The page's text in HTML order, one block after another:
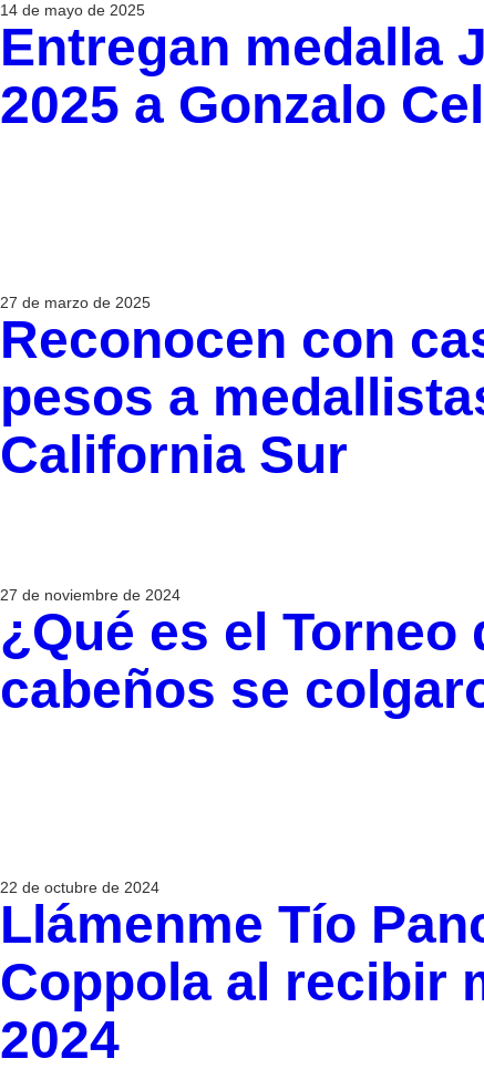
14 de mayo de 2025
Entregan medalla
2025 a Gonzalo
27 de marzo de 2025
Reconocen con
pesos a
California Sur
27 de noviembre de 2024
¿Qué es el Torneo
cabeños se
22 de octubre de 2024
Llámenme Tío
Coppola al recibir
2024